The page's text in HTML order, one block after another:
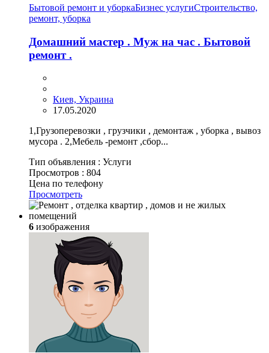
Бытовой ремонт и уборкаБизнес услугиСтроительство,
ремонт, уборка
Домашний мастер . Муж на час . Бытовой
ремонт .
Киев, Украина
17.05.2020
1,Грузоперевозки , грузчики , демонтаж , уборка , вывоз
мусора . 2,Мебель -ремонт ,сбор...
Тип объявления : Услуги
Просмотров : 804
Цена по телефону
Просмотреть
6 изображения